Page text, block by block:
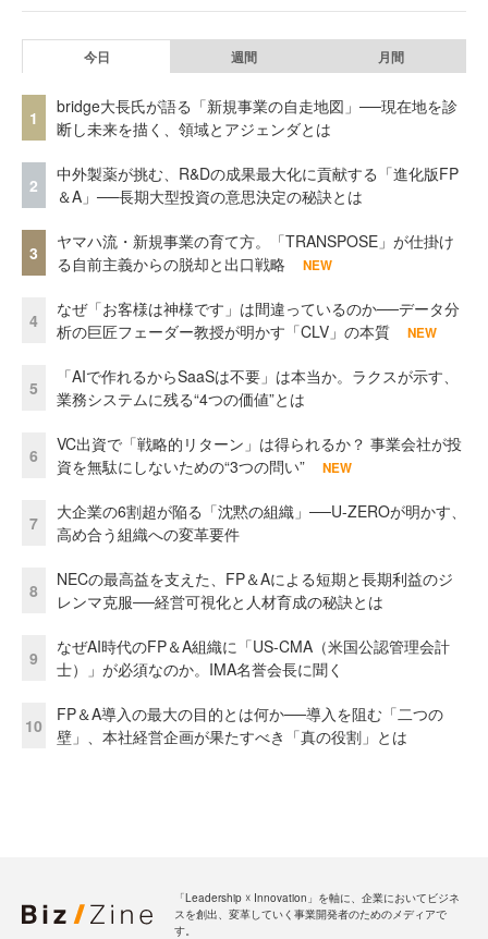
今日 週間 月間
1
bridge大長氏が語る「新規事業の自走地図」──現在地を診
断し未来を描く、領域とアジェンダとは
2
中外製薬が挑む、R&Dの成果最大化に貢献する「進化版FP
＆A」──長期大型投資の意思決定の秘訣とは
3
ヤマハ流・新規事業の育て方。「TRANSPOSE」が仕掛け
る自前主義からの脱却と出口戦略
NEW
4
なぜ「お客様は神様です」は間違っているのか──データ分
析の巨匠フェーダー教授が明かす「CLV」の本質
NEW
5
「AIで作れるからSaaSは不要」は本当か。ラクスが示す、
業務システムに残る“4つの価値”とは
6
VC出資で「戦略的リターン」は得られるか？ 事業会社が投
資を無駄にしないための“3つの問い”
NEW
7
大企業の6割超が陥る「沈黙の組織」──U-ZEROが明かす、
高め合う組織への変革要件
8
NECの最高益を支えた、FP＆Aによる短期と長期利益のジ
レンマ克服──経営可視化と人材育成の秘訣とは
9
なぜAI時代のFP＆A組織に「US-CMA（米国公認管理会計
士）」が必須なのか。IMA名誉会長に聞く
10
FP＆A導入の最大の目的とは何か──導入を阻む「二つの
壁」、本社経営企画が果たすべき「真の役割」とは
「Leadership ☓ Innovation」を軸に、企業においてビジネ
スを創出、変革していく事業開発者のためのメディアで
す。